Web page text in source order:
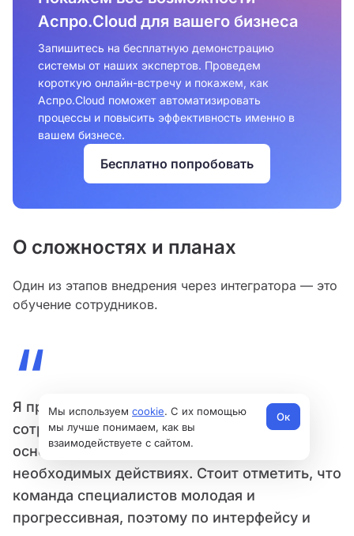
Мы используем cookie. С их помощью
мы лучше понимаем, как вы
взаимодействуете с сайтом.
Ок
Аспро.Cloud для вашего бизнеса
Запишитесь на бесплатную демонстрацию
системы от наших экспертов. Проведем
короткую онлайн-встречу и покажем, как
Аспро.Cloud поможет автоматизировать
процессы и повысить эффективность именно в
вашем бизнесе.⁠
Бесплатно попробовать
О сложностях и планах
Один из этапов внедрения через интегратора — это
обучение сотрудников.
“
Я провел несколько конф-коллов для
сотрудников, на которых рассказывал об
основном функционале системы и
необходимых действиях. Стоит отметить, что
команда специалистов молодая и
прогрессивная, поэтому по интерфейсу и